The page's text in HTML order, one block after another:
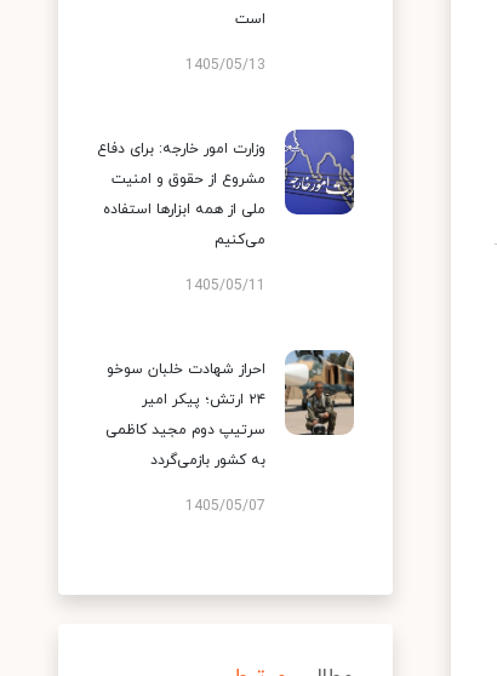
است
1405/05/13
وزارت امور خارجه: برای دفاع
مشروع از حقوق و امنیت
ملی از همه ابزارها استفاده
می‌کنیم
1405/05/11
احراز شهادت خلبان سوخو
۲۴ ارتش؛ پیکر امیر
سرتیپ دوم مجید کاظمی
به کشور بازمی‌گردد
1405/05/07